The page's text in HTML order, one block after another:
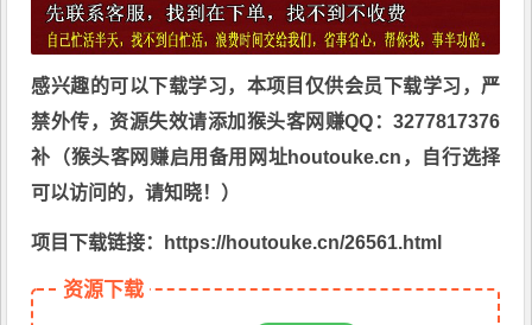
感兴趣的可以下载学习，本项目仅供会员下载学习，严
禁外传，资源失效请添加猴头客网赚QQ：3277817376
补（猴头客网赚启用备用网址houtouke.cn，自行选择
可以访问的，请知晓！）
项目下载链接：https://houtouke.cn/26561.html
资源下载